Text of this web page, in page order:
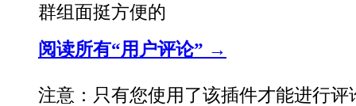
群组面挺方便的
阅读所有“用户评论” →
注意：只有您使用了该插件才能进行评